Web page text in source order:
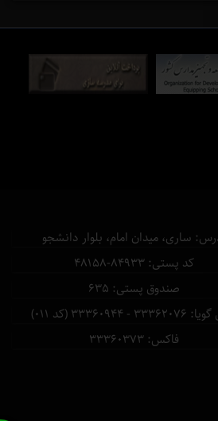
ساری، میدان امام، بلوار دانشجو
كد پستی: ۸۴۹۳۳-۴۸۱۵۸
صندوق پستی: ۶۳۵
- ۳۳۳۶۰۹۴۴ (کد ۰۱۱)
فاكس: ۳۳۳۶۰۳۷۳